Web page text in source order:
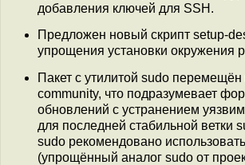
добавления ключей для SSH.
Предложен новый скрипт setup-
упрощения установки окружения
Пакет с утилитой sudo перемещён
community, что подразумевает
обновлений с устранением
для последней стабильной ветки
sudo рекомендовано
(упрощённый аналог sudo от